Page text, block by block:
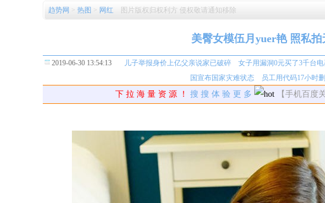
趋势网 >热图 > 网红 图片版权归权利方 侵权敬请通知移除
美臀女模伍月yuer艳 照私拍
2019-06-30 13:54:13 儿子举报身价上亿父亲说家已破碎 女子用漏洞0元买了3千台电
国宣布国家灾难状态
员工用代码17小时
下 拉 海 量 资 源 ！ 搜 搜 体 验 更 多 【手机百度